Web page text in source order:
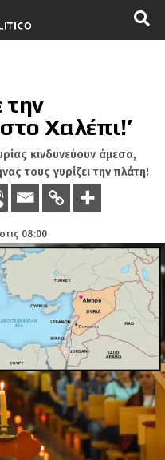
την
Χαλέπι!’
κινδυνεύουν άμεσα,
τους γυρίζει την πλάτη!
08:00